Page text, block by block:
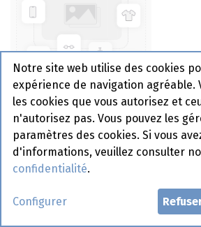
Water Game Paw Patrol
1 pc
Notre site web utilise des cookies
expérience de navigation agréable.
les cookies que vous autorisez et
n'autorisez pas. Vous pouvez les
paramètres des cookies. Si vous
d'informations, veuillez consulter
confidentialité.
Configurer